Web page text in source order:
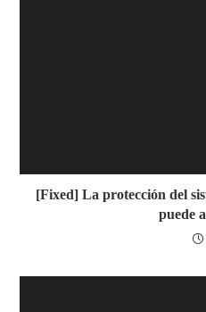
[Fixed] La protección del
puede